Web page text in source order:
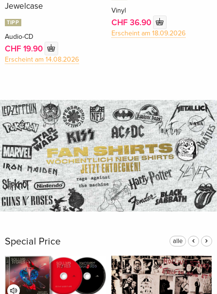
Jewelcase
TIPP
Audio-CD
CHF 19.90
Erscheint am 14.08.2026
Vinyl
CHF 36.90
Erscheint am 18.09.2026
Special Price alle